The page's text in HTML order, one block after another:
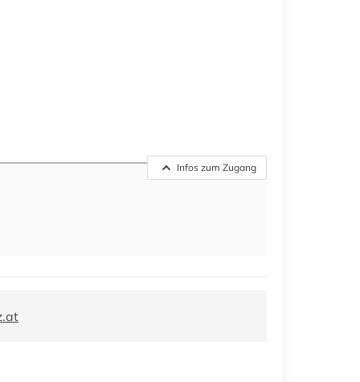
Infos zum Zugang